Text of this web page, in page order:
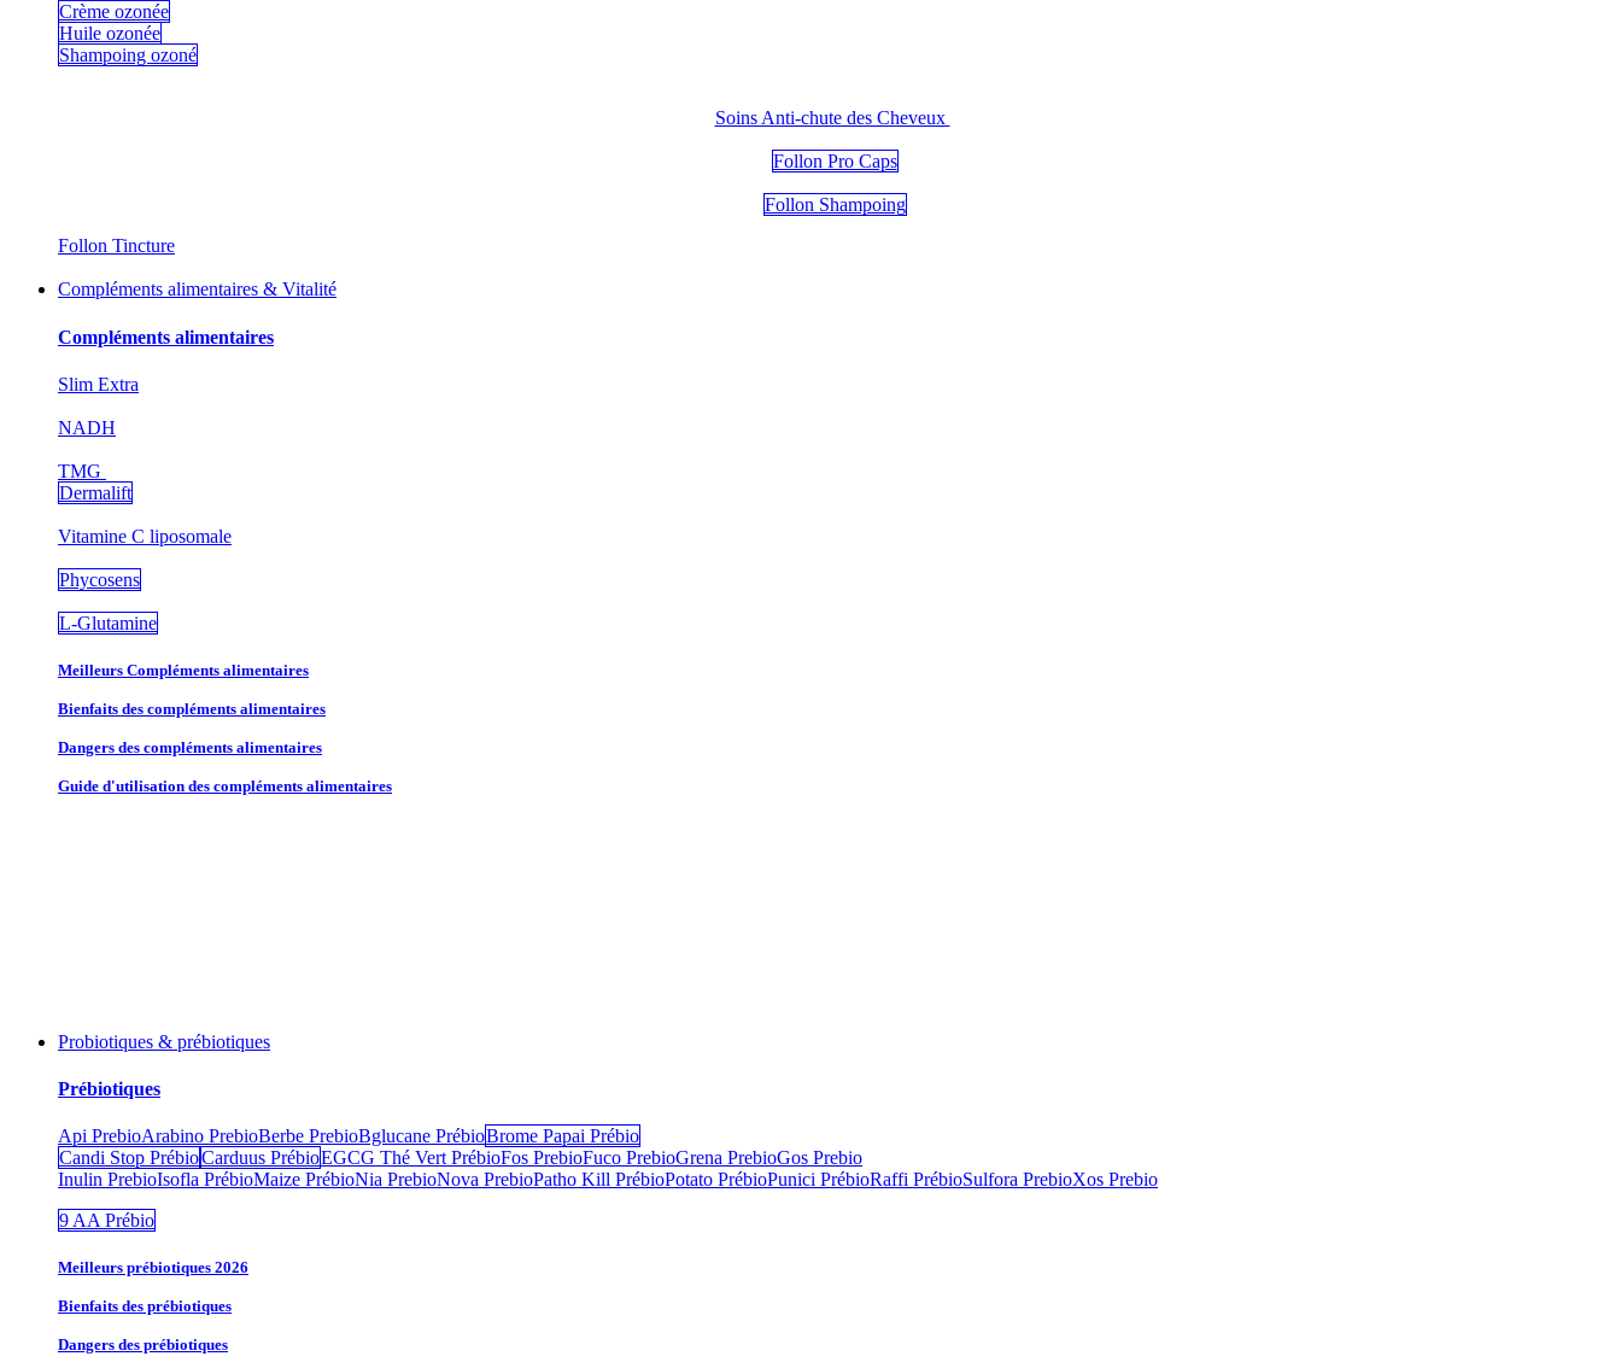
Crème ozonée
Huile ozonée
Shampoing ozoné
Soins Anti-chute des Cheveux
Follon Pro Caps
Follon Shampoing
Follon Tincture
Compléments alimentaires & Vitalité
Compléments alimentaires
Slim Extra
NADH
TMG
Dermalift
Vitamine C liposomale
Phycosens
L-Glutamine
Meilleurs Compléments alimentaires
Bienfaits des compléments alimentaires
Dangers des compléments alimentaires
Guide d'utilisation des compléments alimentaires
Probiotiques & prébiotiques
Prébiotiques
Api PrebioArabino PrebioBerbe PrebioBglucane PrébioBrome Papai Prébio
Candi Stop PrébioCarduus PrébioEGCG Thé Vert PrébioFos PrebioFuco PrebioGrena PrebioGos Prebio
Inulin PrebioIsofla PrébioMaize PrébioNia PrebioNova PrebioPatho Kill PrébioPotato PrébioPunici PrébioRaffi PrébioSulfora PrebioXos Prebio
9 AA Prébio
Meilleurs prébiotiques 2026
Bienfaits des prébiotiques
Dangers des prébiotiques